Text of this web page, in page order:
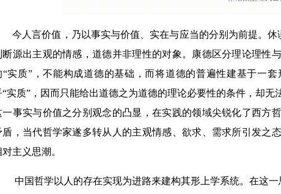
今人言价值，乃以事实与价值、实在与应当的分别为前提。休
断源出主观的情感，道德并非理性的对象。康德区分理论理性
“实质”，不能构成道德的基础，而将道德的普遍性建基于一
“实质”，因而只能给出道德之为道德的理论必要性的条件，却无
一事实与价值之分别观念的凸显，在实践的领域尖锐化了西方
盾，当代哲学家遂多转从人的主观情感、欲求、需求所引发之
对主义思潮。
中国哲学以人的存在实现为进路来建构其形上学系统。在这一